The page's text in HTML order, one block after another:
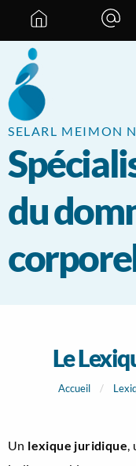
SELARL MEIMON
du
Le
Accueil
Un lexique juridique,
Panneau de gestion des